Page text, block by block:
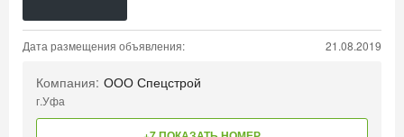
Дата размещения объявления: 21.08.2019
Компания: ООО Спецстрой
г.Уфа